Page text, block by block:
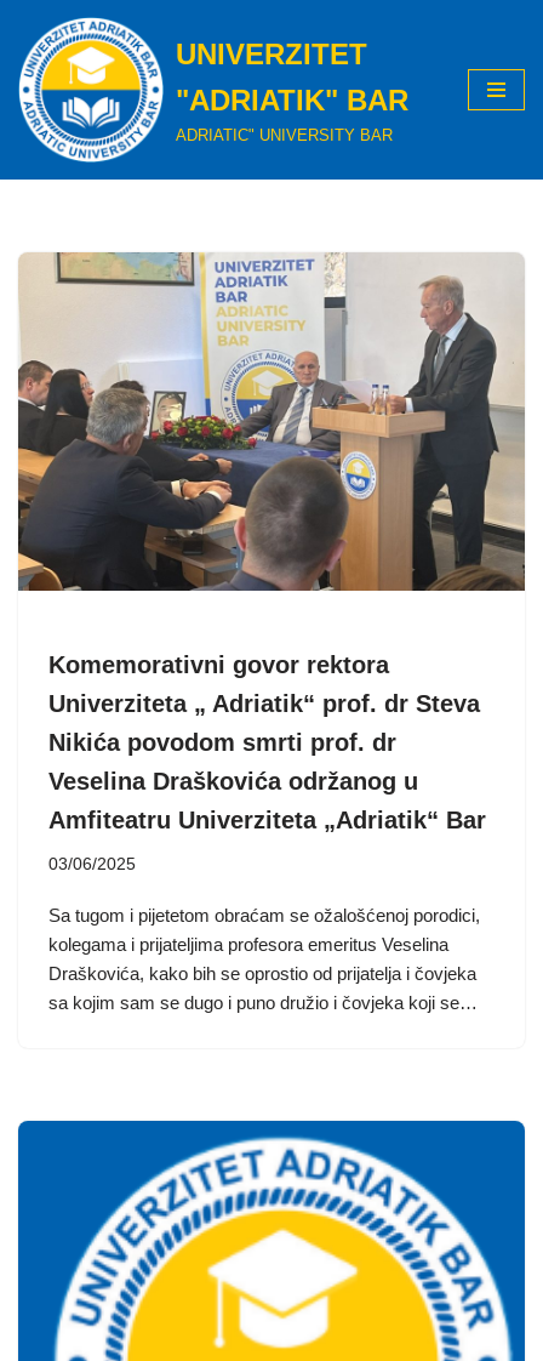
Skip
to
content
UNIVERZITET
"ADRIATIK" BAR
ADRIATIC" UNIVERSITY BAR
Komemorativni govor rektora
Univerziteta „ Adriatik“ prof. dr Steva
Nikića povodom smrti prof. dr
Veselina Draškovića održanog u
Amfiteatru Univerziteta „Adriatik“ Bar
03/06/2025
Sa tugom i pijetetom obraćam se ožalošćenoj porodici,
kolegama i prijateljima profesora emeritus Veselina
Draškovića, kako bih se oprostio od prijatelja i čovjeka
sa kojim sam se dugo i puno družio i čovjeka koji se…